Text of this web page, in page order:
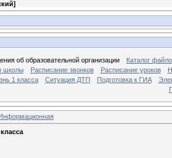
]
об образовательной организации
Каталог
школы Расписание звонков Расписание уроков
1 класса Ситуация ДТП Подготовка к ГИА